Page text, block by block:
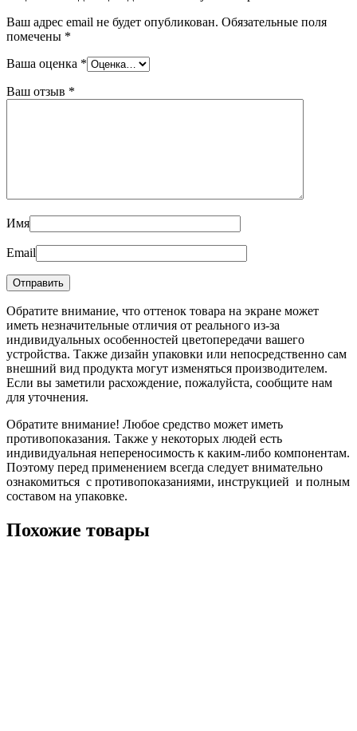
Ваш адрес email не будет опубликован. Обязательные поля
помечены *
Ваша оценка *
Ваш отзыв *
Имя
Email
Обратите внимание, что оттенок товара на экране может
иметь незначительные отличия от реального из-за
индивидуальных особенностей цветопередачи вашего
устройства. Также дизайн упаковки или непосредственно сам
внешний вид продукта могут изменяться производителем.
Если вы заметили расхождение, пожалуйста, сообщите нам
для уточнения.
Обратите внимание! Любое средство может иметь
противопоказания. Также у некоторых людей есть
индивидуальная непереносимость к каким-либо компонентам.
Поэтому перед применением всегда следует внимательно
ознакомиться с противопоказаниями, инструкцией и полным
составом на упаковке.
Похожие товары